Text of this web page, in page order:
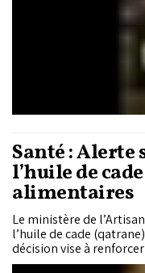
Santé : Alerte
l’huile de
alimentaires
Le ministère de
l’huile de cade
décision vise à
à garantir leur